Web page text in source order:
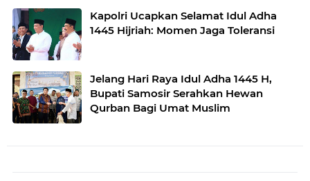
Kapolri Ucapkan Selamat Idul Adha
1445 Hijriah: Momen Jaga Toleransi
Jelang Hari Raya Idul Adha 1445 H,
Bupati Samosir Serahkan Hewan
Qurban Bagi Umat Muslim